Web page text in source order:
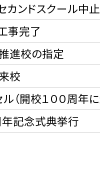
カンドスクール中止
事完了
進校の指定
校
（開校１００周年
年記念式典挙行